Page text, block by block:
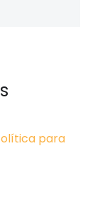
para